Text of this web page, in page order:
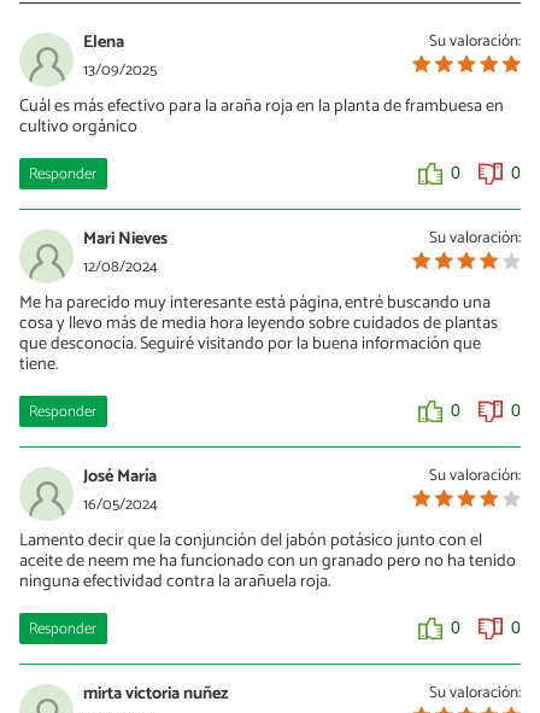
Su valoración:
Elena
13/09/2025
Cuál es más efectivo para la araña roja en la planta de frambuesa en
cultivo orgánico
Responder 0 0
Su valoración:
Mari Nieves
12/08/2024
Me ha parecido muy interesante está página, entré buscando una
cosa y llevo más de media hora leyendo sobre cuidados de plantas
que desconocía. Seguiré visitando por la buena información que
tiene.
Responder 0 0
Su valoración:
José María
16/05/2024
Lamento decir que la conjunción del jabón potásico junto con el
aceite de neem me ha funcionado con un granado pero no ha tenido
ninguna efectividad contra la arañuela roja.
Responder 0 0
Su valoración:
mirta victoria nuñez